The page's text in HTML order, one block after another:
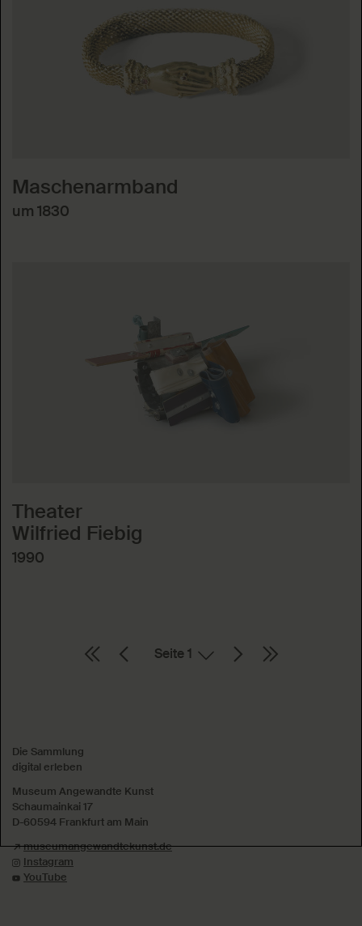
Maschenarmband
um 1830
Theater
Wilfried Fiebig
1990
Die Sammlung
digital erleben
Museum Angewandte Kunst
Schaumainkai 17
D-60594 Frankfurt am Main
museumangewandtekunst.de
Instagram
YouTube